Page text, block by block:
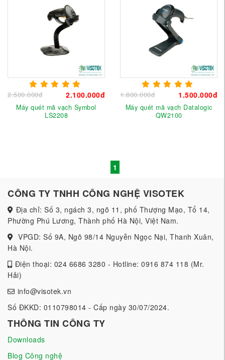
2.500.000đ 2.100.000đ
Máy quét mã vạch Symbol
LS2208
1.800.000đ 1.500.000đ
Máy quét mã vạch Datalogic
QW2100
1
CÔNG TY TNHH CÔNG NGHỆ VISOTEK
Địa chỉ: Số 3, ngách 3, ngõ 11, phố Thượng Mạo, Tổ 14,
Phường Phú Lương, Thành phố Hà Nội, Việt Nam.
VPGD: Số 9A, Ngõ 98/14 Nguyễn Ngọc Nại, Thanh Xuân,
Hà Nội.
Điện thoại: 024 6686 3280 - Hotline: 0916 874 118 (Mr.
Hải)
info@visotek.vn
Số ĐKKD: 0110798014 - Cấp ngày 30/07/2024.
THÔNG TIN CÔNG TY
Downloads
Blog Công nghệ